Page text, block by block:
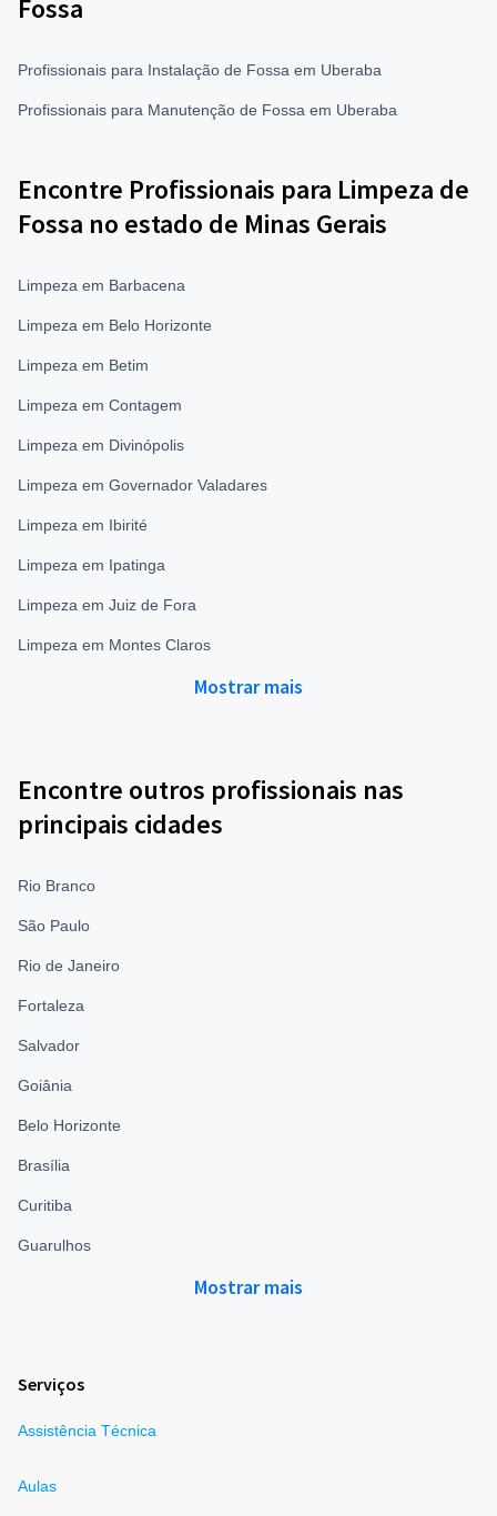
Fossa
Profissionais para Instalação de Fossa em Uberaba
Profissionais para Manutenção de Fossa em Uberaba
Encontre Profissionais para Limpeza de
Fossa no estado de Minas Gerais
Limpeza em Barbacena
Limpeza em Belo Horizonte
Limpeza em Betim
Limpeza em Contagem
Limpeza em Divinópolis
Limpeza em Governador Valadares
Limpeza em Ibirité
Limpeza em Ipatinga
Limpeza em Juiz de Fora
Limpeza em Montes Claros
Mostrar mais
Encontre outros profissionais nas
principais cidades
Rio Branco
São Paulo
Rio de Janeiro
Fortaleza
Salvador
Goiânia
Belo Horizonte
Brasília
Curitiba
Guarulhos
Mostrar mais
Serviços
Assistência Técnica
Aulas